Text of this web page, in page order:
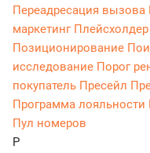
Переадресация вызова
маркетинг Плейсхолдер
Позиционирование
исследование Порог
покупатель Пресейл
Программа лояльности
Пул номеров
Р